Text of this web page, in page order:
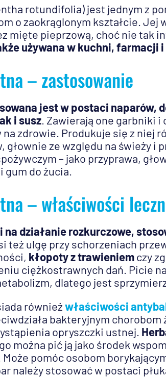
rotundifolia) jest jednym z
o zaokrąglonym kształcie. Jej
mięte pieprzową, choć nie tak
używana w kuchni, farmacji
– zastosowanie
jest w postaci naparów,
i susz . Zawierają one garbniki
na zdrowie. Produkuje się z niej
ze względu na świeży i
– jako przyprawa,
do żucia.
– właściwości
na działanie rozkurczowe,
też ulgę przy schorzeniach
kłopoty z trawieniemczy
ciężkostrawnych dań. Picie
dlatego jest
równieżwłaściwości
bakteryjnym chorobom
opryszczki ustnej.
można pić ją jako środek
pomóc osobom
należy stosować w postaci